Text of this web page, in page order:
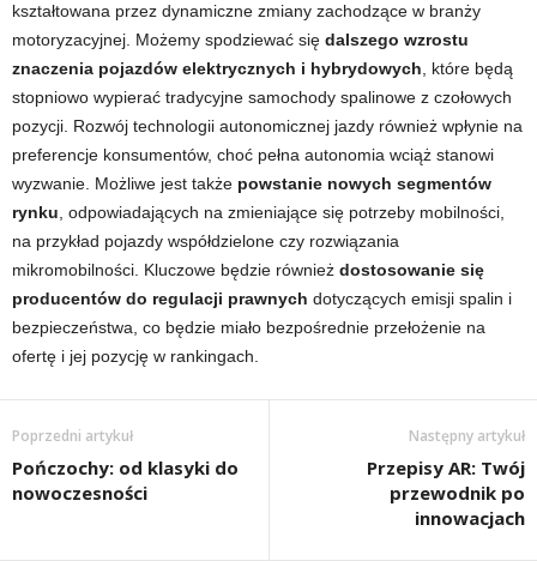
kształtowana przez dynamiczne zmiany zachodzące w branży
motoryzacyjnej. Możemy spodziewać się dalszego wzrostu
znaczenia pojazdów elektrycznych i hybrydowych , które będą
stopniowo wypierać tradycyjne samochody spalinowe z czołowych
pozycji. Rozwój technologii autonomicznej jazdy również wpłynie na
preferencje konsumentów, choć pełna autonomia wciąż stanowi
wyzwanie. Możliwe jest także powstanie nowych segmentów
rynku , odpowiadających na zmieniające się potrzeby mobilności,
na przykład pojazdy współdzielone czy rozwiązania
mikromobilności. Kluczowe będzie również dostosowanie się
producentów do regulacji prawnych dotyczących emisji spalin i
bezpieczeństwa, co będzie miało bezpośrednie przełożenie na
ofertę i jej pozycję w rankingach.
Poprzedni artykuł
Pończochy: od klasyki do
nowoczesności
Następny artykuł
Przepisy AR: Twój
przewodnik po
innowacjach